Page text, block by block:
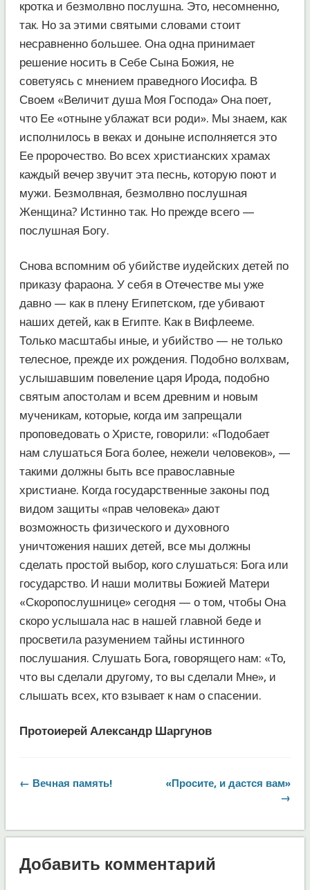
кротка и безмолвно послушна. Это, несомненно,
так. Но за этими святыми словами стоит
несравненно большее. Она одна принимает
решение носить в Себе Сына Божия, не
советуясь с мнением праведного Иосифа. В
Своем «Величит душа Моя Господа» Она поет,
что Ее «отныне ублажат вси роди». Мы знаем, как
исполнилось в веках и доныне исполняется это
Ее пророчество. Во всех христианских храмах
каждый вечер звучит эта песнь, которую поют и
мужи. Безмолвная, безмолвно послушная
Женщина? Истинно так. Но прежде всего —
послушная Богу.
Снова вспомним об убийстве иудейских детей по
приказу фараона. У себя в Отечестве мы уже
давно — как в плену Египетском, где убивают
наших детей, как в Египте. Как в Вифлееме.
Только масштабы иные, и убийство — не только
телесное, прежде их рождения. Подобно волхвам,
услышавшим повеление царя Ирода, подобно
святым апостолам и всем древним и новым
мученикам, которые, когда им запрещали
проповедовать о Христе, говорили: «Подобает
нам слушаться Бога более, нежели человеков», —
такими должны быть все православные
христиане. Когда государственные законы под
видом защиты «прав человека» дают
возможность физического и духовного
уничтожения наших детей, все мы должны
сделать простой выбор, кого слушаться: Бога или
государство. И наши молитвы Божией Матери
«Скоропослушнице» сегодня — о том, чтобы Она
скоро услышала нас в нашей главной беде и
просветила разумением тайны истинного
послушания. Слушать Бога, говорящего нам: «То,
что вы сделали другому, то вы сделали Мне», и
слышать всех, кто взывает к нам о спасении.
Протоиерей Александр Шаргунов
← Вечная память!
«Просите, и дастся вам»
→
Добавить комментарий